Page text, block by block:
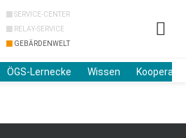
SERVICE-CENTER
RELAY-SERVICE
GEBÄRDENWELT
ÖGS-Lernecke Wissen